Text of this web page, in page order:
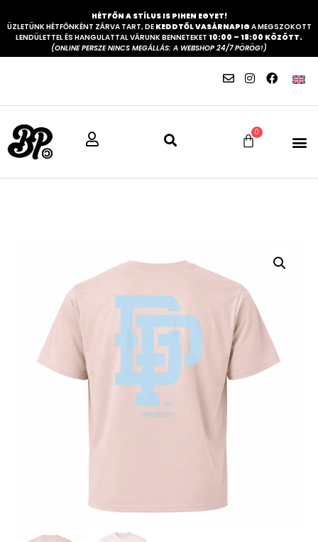
HÉTFŐN A STÍLUS IS PIHEN EGYET!
ÜZLETÜNK HÉTFŐNKÉNT ZÁRVA TART, DE KEDDTŐL VASÁRNAPIG A MEGSZOKOTT
LENDÜLETTEL ÉS HANGULATTAL VÁRUNK BENNETEKET 10:00 – 18:00 KÖZÖTT.
(ONLINE PERSZE NINCS MEGÁLLÁS: A WEBSHOP 24/7 PÖRÖG!)
0